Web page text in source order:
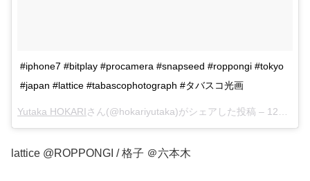
#iphone7 #bitplay #procamera #snapseed #roppongi #tokyo
#japan #lattice #tabascophotograph #タバスコ光画
Yutaka HOKARIさん(@hokariyutaka)がシェアした投稿 – 12月 27, 2017 at 3:41午前 PST
lattice @ROPPONGI / 格子 ＠六本木